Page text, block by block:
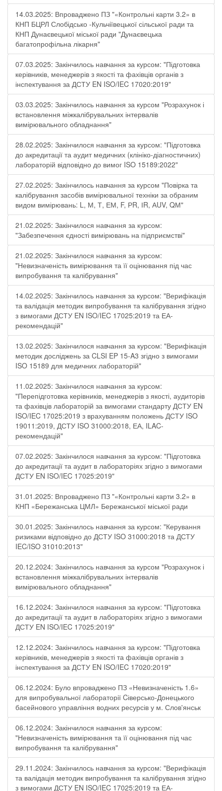
14.03.2025: Впроваджено ПЗ "«Контрольні карти 3.2» в
КНП БЦРЛ Слобідсько -Кульчіївецької сільської ради та
КНП Дунаєвецької міської ради "Дунаєвецька
багатопрофільна лікарня"
07.03.2025: Закінчилось навчання за курсом: "Підготовка
керівників, менеджерів з якості та фахівців органів з
інспектування за ДСТУ EN ISO/IEC 17020:2019"
03.03.2025: Закінчилось навчання за курсом "Розрахунок і
встановлення міжкалібрувальних інтервалів
вимірювального обладнання"
28.02.2025: Закінчилося навчання за курсом: "Підготовка
до акредитації та аудит медичних (клініко-діагностичних)
лабораторій відповідно до вимог ISO 15189:2022"
27.02.2025: Закінчилось навчання за курсом "Повірка та
калібрування засобів вимірювальної техніки за обраним
видом вимірювань: L, М, Т, ЕМ, F, РR, ІR, АUV, QМ"
21.02.2025: Закінчилося навчання за курсом:
"Забезпечення єдності вимірювань на підприємстві"
21.02.2025: Закінчилося навчання за курсом:
"Невизначеність вимірювання та її оцінювання під час
випробування та калібрування"
14.02.2025: Закінчилось навчання за курсом: "Верифікація
та валідація методик випробування та калібрування згідно
з вимогами ДСТУ EN ISO/IEC 17025:2019 та ЕА-
рекомендацій"
13.02.2025: Закінчилося навчання за курсом: "Верифікація
методик досліджень за CLSI EP 15-A3 згідно з вимогами
ISO 15189 для медичних лабораторій"
11.02.2025: Закінчилося навчання за курсом:
"Перепідготовка керівників, менеджерів з якості, аудиторів
та фахівців лабораторій за вимогами стандарту ДСТУ EN
ISO/IEC 17025:2019 з врахуванням положень ДСТУ ISO
19011:2019, ДСТУ ISO 31000:2018, ЕА, ILAC-
рекомендацій"
07.02.2025: Закінчилося навчання за курсом: "Підготовка
до акредитації та аудит в лабораторіях згідно з вимогами
ДСТУ EN ISO/IEC 17025:2019"
31.01.2025: Впроваджено ПЗ "«Контрольні карти 3.2» в
КНП «Бережанська ЦМЛ» Бережанської міської ради
30.01.2025: Закінчилось навчання за курсом: "Керування
ризиками відповідно до ДСТУ ISO 31000:2018 та ДСТУ
IEC/ISO 31010:2013"
20.12.2024: Закінчилось навчання за курсом "Розрахунок і
встановлення міжкалібрувальних інтервалів
вимірювального обладнання"
16.12.2024: Закінчилося навчання за курсом: "Підготовка
до акредитації та аудит в лабораторіях згідно з вимогами
ДСТУ EN ISO/IEC 17025:2019"
12.12.2024: Закінчилось навчання за курсом: "Підготовка
керівників, менеджерів з якості та фахівців органів з
інспектування за ДСТУ EN ISO/IEC 17020:2019"
06.12.2024: Було впроваджено ПЗ «Невизначеність 1.6»
для випробувальної лабораторії Cіверсько-Донецького
басейнового управління водних ресурсів у м. Слов'янськ
06.12.2024: Закінчилося навчання за курсом:
"Невизначеність вимірювання та її оцінювання під час
випробування та калібрування"
29.11.2024: Закінчилось навчання за курсом: "Верифікація
та валідація методик випробування та калібрування згідно
з вимогами ДСТУ EN ISO/IEC 17025:2019 та ЕА-